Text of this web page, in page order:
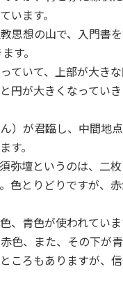
います。
思想の山で、入門書
す。
ていて、上部が大き
円が大きくなってい
）が君臨し、中間地
す。
弥壇というのは、二
色とりどりですが、
、青色が使われてい
色、また、その下が青
ころもありますが、